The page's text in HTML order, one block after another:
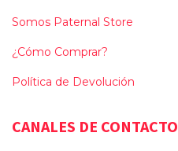
Somos Paternal Store
¿Cómo Comprar?
Política de Devolución
CANALES DE CONTACTO